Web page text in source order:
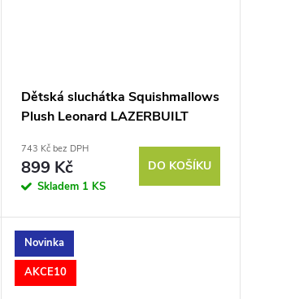
Dětská sluchátka Squishmallows
Plush Leonard LAZERBUILT
743 Kč bez DPH
899 Kč
Skladem 1 KS
DO KOŠÍKU
Novinka
AKCE10